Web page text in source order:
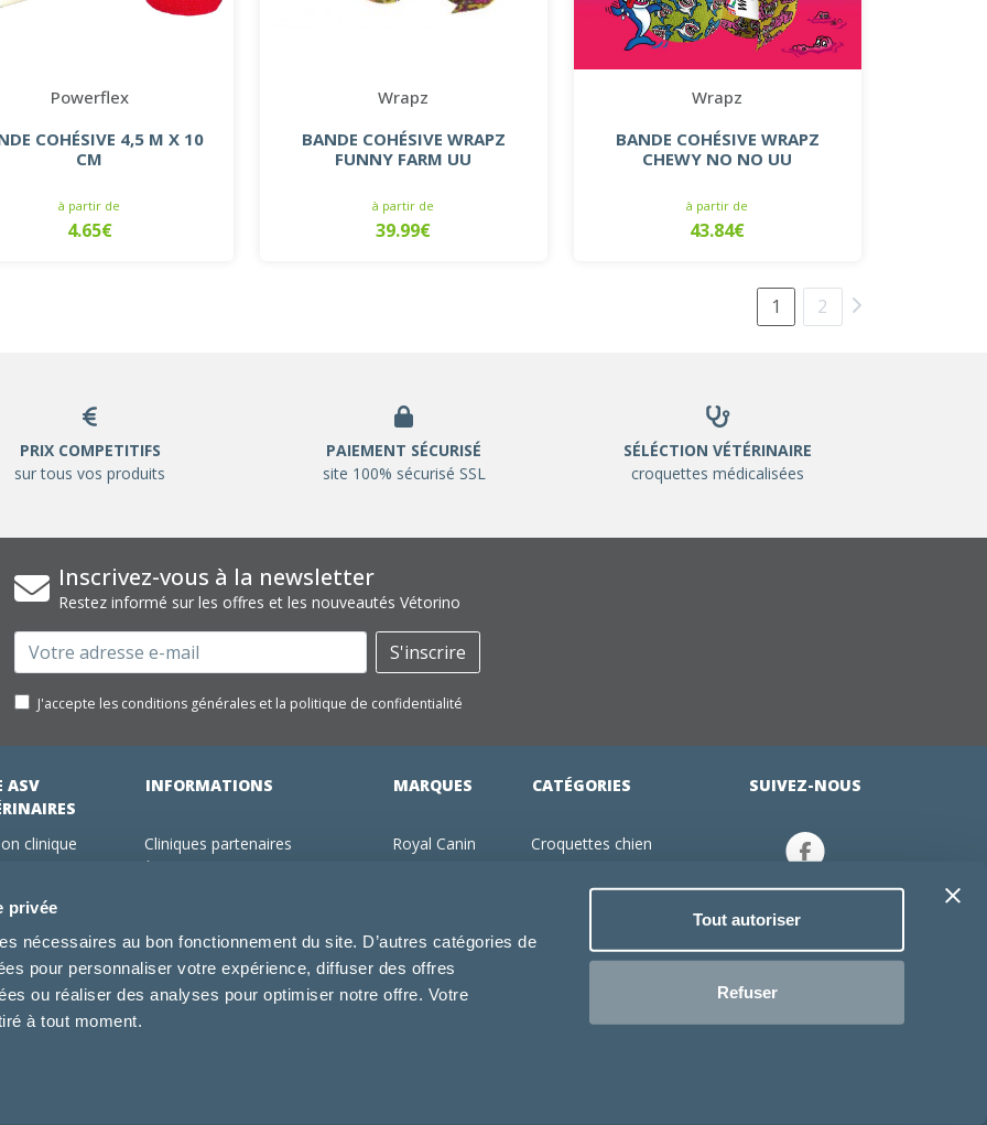
privée
nécessaires au bon fonctionnement du site. D’autres catégories de
pour personnaliser votre expérience, diffuser des offres
ou réaliser des analyses pour optimiser notre offre. Votre
à tout moment.
Tout autoriser
Refuser
Powerflex
COHÉSIVE 4,5 M X 10
CM
à partir de
4.65€
Wrapz
BANDE COHÉSIVE WRAPZ
FUNNY FARM UU
à partir de
39.99€
Wrapz
BANDE COHÉSIVE WRAPZ
CHEWY NO NO UU
à partir de
43.84€
1 2
PRIX COMPETITIFS
sur tous vos produits
PAIEMENT SÉCURISÉ
site 100% sécurisé SSL
SÉLÉCTION VÉTÉRINAIRE
croquettes médicalisées
Inscrivez-vous à la newsletter
Restez informé sur les offres et les nouveautés Vétorino
Email S'inscrire
J'accepte les conditions générales et la politique de confidentialité
ASV
clinique
Vétorino
INFORMATIONS
Cliniques partenaires
Utilisation des cookies
Conditions générales d'utilisation
MARQUES
Royal Canin
Specific
Dechra
Tonivet
CATÉGORIES
Croquettes chien
Jouets chien
Produits vétérinaire chien
Jouets chat
SUIVEZ-NOUS